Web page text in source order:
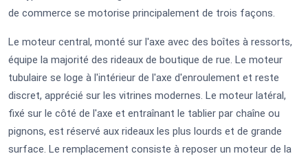
de commerce se motorise principalement de trois façons.
Le moteur central, monté sur l'axe avec des boîtes à ressorts,
équipe la majorité des rideaux de boutique de rue. Le moteur
tubulaire se loge à l'intérieur de l'axe d'enroulement et reste
discret, apprécié sur les vitrines modernes. Le moteur latéral,
fixé sur le côté de l'axe et entraînant le tablier par chaîne ou
pignons, est réservé aux rideaux les plus lourds et de grande
surface. Le remplacement consiste à reposer un moteur de la